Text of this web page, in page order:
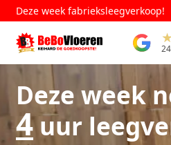
Deze week fabrieksleegverkoop!
Deze week
4uur